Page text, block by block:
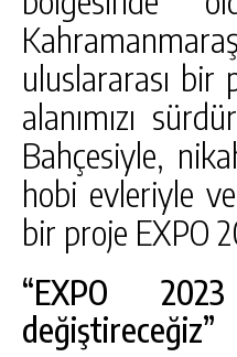
uluslararası bir
alanımızı
Bahçesiyle,
hobi evleriyle
bir proje EXPO
“EXPO
değiştireceğiz”